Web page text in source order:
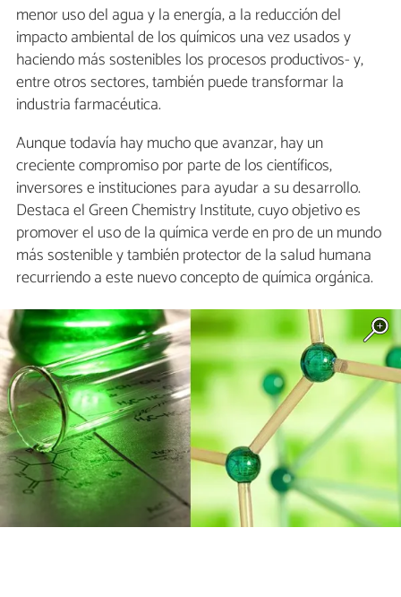
menor uso del agua y la energía, a la reducción del
impacto ambiental de los químicos una vez usados y
haciendo más sostenibles los procesos productivos- y,
entre otros sectores, también puede transformar la
industria farmacéutica.
Aunque todavía hay mucho que avanzar, hay un
creciente compromiso por parte de los científicos,
inversores e instituciones para ayudar a su desarrollo.
Destaca el Green Chemistry Institute, cuyo objetivo es
promover el uso de la química verde en pro de un mundo
más sostenible y también protector de la salud humana
recurriendo a este nuevo concepto de química orgánica.